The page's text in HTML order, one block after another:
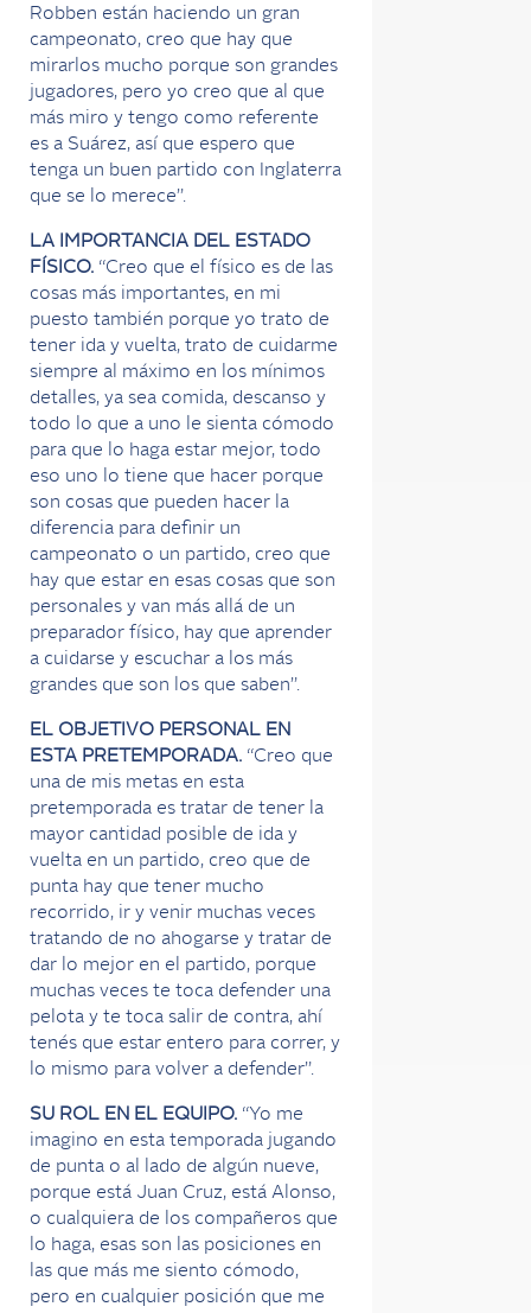
Robben están haciendo un gran
campeonato, creo que hay que
mirarlos mucho porque son grandes
jugadores, pero yo creo que al que
más miro y tengo como referente
es a Suárez, así que espero que
tenga un buen partido con Inglaterra
que se lo merece”.
LA IMPORTANCIA DEL ESTADO
FÍSICO. “Creo que el físico es de las
cosas más importantes, en mi
puesto también porque yo trato de
tener ida y vuelta, trato de cuidarme
siempre al máximo en los mínimos
detalles, ya sea comida, descanso y
todo lo que a uno le sienta cómodo
para que lo haga estar mejor, todo
eso uno lo tiene que hacer porque
son cosas que pueden hacer la
diferencia para definir un
campeonato o un partido, creo que
hay que estar en esas cosas que son
personales y van más allá de un
preparador físico, hay que aprender
a cuidarse y escuchar a los más
grandes que son los que saben”.
EL OBJETIVO PERSONAL EN
ESTA PRETEMPORADA. “Creo que
una de mis metas en esta
pretemporada es tratar de tener la
mayor cantidad posible de ida y
vuelta en un partido, creo que de
punta hay que tener mucho
recorrido, ir y venir muchas veces
tratando de no ahogarse y tratar de
dar lo mejor en el partido, porque
muchas veces te toca defender una
pelota y te toca salir de contra, ahí
tenés que estar entero para correr, y
lo mismo para volver a defender”.
SU ROL EN EL EQUIPO. “Yo me
imagino en esta temporada jugando
de punta o al lado de algún nueve,
porque está Juan Cruz, está Alonso,
o cualquiera de los compañeros que
lo haga, esas son las posiciones en
las que más me siento cómodo,
pero en cualquier posición que me